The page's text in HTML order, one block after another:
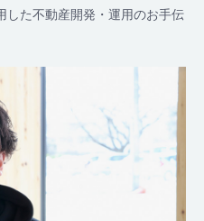
した不動産開発・運用のお手伝